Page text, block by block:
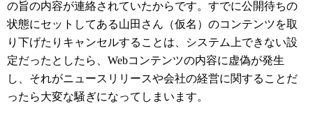
の旨の内容が連絡されていたからです。すでに公開待ちの
状態にセットしてある山田さん（仮名）のコンテンツを取
り下げたりキャンセルすることは、システム上できない設
定だったとしたら、Webコンテンツの内容に虚偽が発生
し、それがニュースリリースや会社の経営に関することだ
ったら大変な騒ぎになってしまいます。